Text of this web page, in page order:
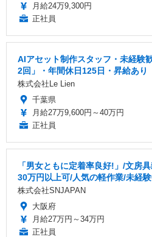
月給24万9,300円
正社員
AIアセット制作スタッフ・未経験
2回」・年間休日125日・昇給あり
株式会社Le Lien
千葉県
月給27万9,600円～40万円
正社員
「男女ともに定着率良好!」/文房
30万円以上可/人気の軽作業/未経
株式会社SNJAPAN
大阪府
月給27万円～34万円
正社員